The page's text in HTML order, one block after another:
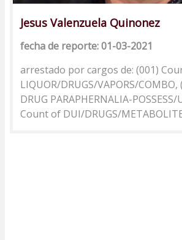
Jesus Valenzuela Quinonez
fecha de reporte: 01-03-2021
arrestado por cargos de: (001)
LIQUOR/DRUGS/VAPORS/
DRUG PARAPHERNALIA-POSSESS/
Count of DUI/DRUGS/